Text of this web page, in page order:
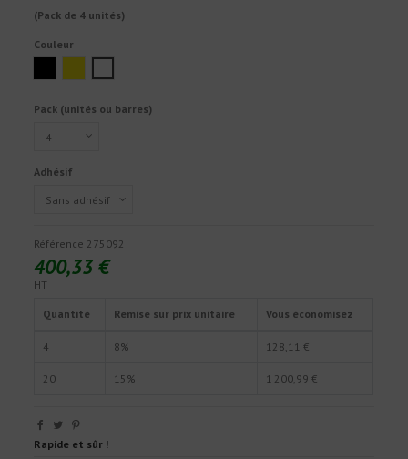
(Pack de 4 unités)
Couleur
Pack (unités ou barres)
Adhésif
Référence 275092
400,33 €
HT
Quantité Remise sur prix unitaire Vous économisez
4 8% 128,11 €
20 15% 1 200,99 €
Rapide et sûr !